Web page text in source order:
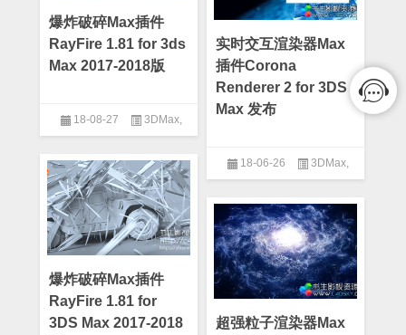
爆炸破碎Max插件
RayFire 1.81 for 3ds
Max 2017-2018版
18-08-27 3DMax,
实时交互渲染器Max
插件Corona
Renderer 2 for 3DS
Max 发布
18-06-26 3DMax,
爆炸破碎Max插件
RayFire 1.81 for
3DS Max 2017-2018
超强粒子渲染器Max